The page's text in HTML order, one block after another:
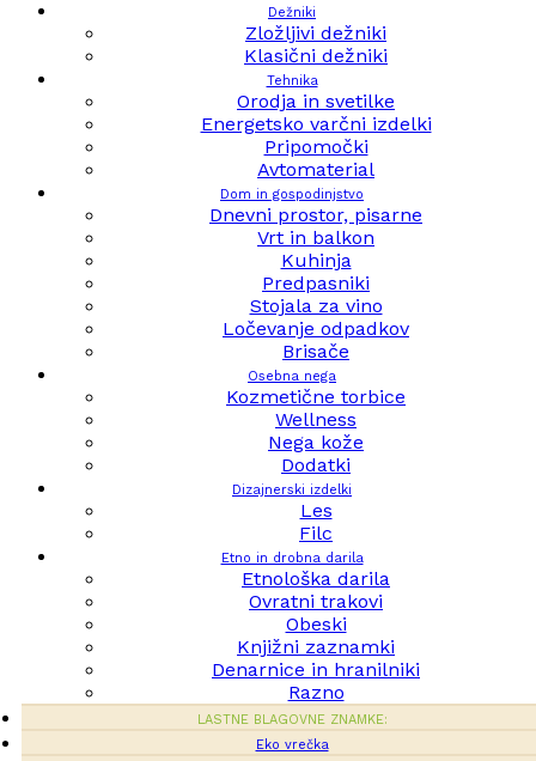
Dežniki
Zložljivi dežniki
Klasični dežniki
Tehnika
Orodja in svetilke
Energetsko varčni izdelki
Pripomočki
Avtomaterial
Dom in gospodinjstvo
Dnevni prostor, pisarne
Vrt in balkon
Kuhinja
Predpasniki
Stojala za vino
Ločevanje odpadkov
Brisače
Osebna nega
Kozmetične torbice
Wellness
Nega kože
Dodatki
Dizajnerski izdelki
Les
Filc
Etno in drobna darila
Etnološka darila
Ovratni trakovi
Obeski
Knjižni zaznamki
Denarnice in hranilniki
Razno
LASTNE BLAGOVNE ZNAMKE:
Eko vrečka